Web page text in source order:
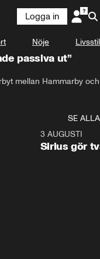
Logga in
Nöje Livsstil
passiva ut”
mellan Hammarby och
SE ALLA
3 AUGUSTI
Sirius gör